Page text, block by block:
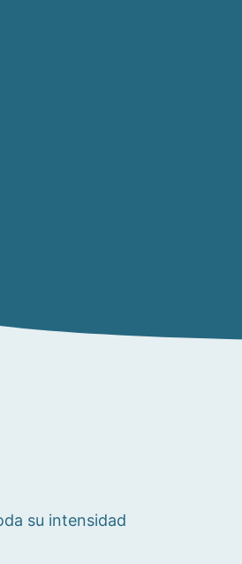
su intensidad